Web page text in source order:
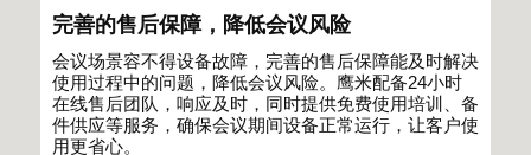
完善的售后保障，降低会议风险
会议场景容不得设备故障，完善的售后保障能及时解决
使用过程中的问题，降低会议风险。鹰米配备24小时
在线售后团队，响应及时，同时提供免费使用培训、备
件供应等服务，确保会议期间设备正常运行，让客户使
用更省心。